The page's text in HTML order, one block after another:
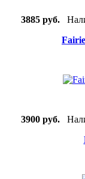
3885 руб.
3900 руб.